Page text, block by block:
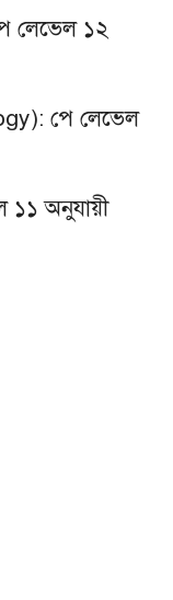
লেভেল ১২
পে লেভেল
অনুযায়ী